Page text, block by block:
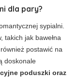
dla pary?
sypialni.
takich jak bawełna
postawić na
doskonale
poduszki oraz